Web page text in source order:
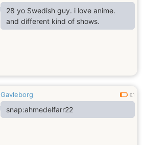
28 yo Swedish guy. i love anime.
and different kind of shows.
Gavleborg 0.1
snap:ahmedelfarr22